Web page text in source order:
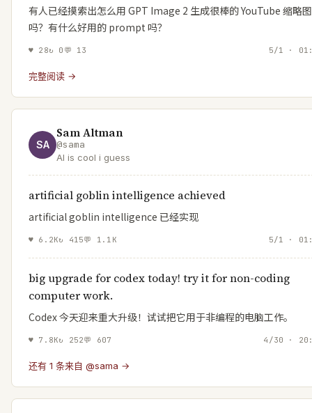
有人已经摸索出怎么用 GPT Image 2 生成很棒的 YouTube 缩略
吗？有什么好用的 prompt 吗？
♥ 28↻ 0 💬 13 5/1 ·
完整阅读 →
SA
Sam Altman
@sama
AI is cool i guess
artificial goblin intelligence achieved
artificial goblin intelligence 已经实现
♥ 6.2K↻ 415💬 1.1K 5/1 ·
big upgrade for codex today! try it for non-coding
computer work.
Codex 今天迎来重大升级！试试把它用于非编程的电脑工作。
♥ 7.8K↻ 252💬 607 4/30 ·
还有 1 条来自 @sama →